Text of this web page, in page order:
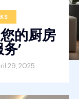
的厨房
’
29, 2025